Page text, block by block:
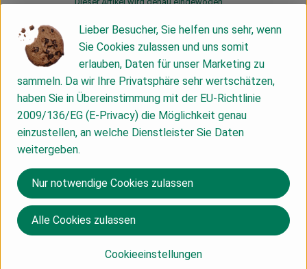
Info Herkunft
Info
Produktinformationen
Herkunft
Lieber Besucher, Sie helfen uns sehr, wenn
Sie Cookies zulassen und uns somit
erlauben, Daten für unser Marketing zu
sammeln. Da wir Ihre Privatsphäre sehr wertschätzen,
haben Sie in Übereinstimmung mit der EU-Richtlinie
2009/136/EG (E-Privacy) die Möglichkeit genau
einzustellen, an welche Dienstleister Sie Daten
weitergeben.
Cookieeinstellungen
Nur notwendige Cookies zulassen
Alle Cookies zulassen